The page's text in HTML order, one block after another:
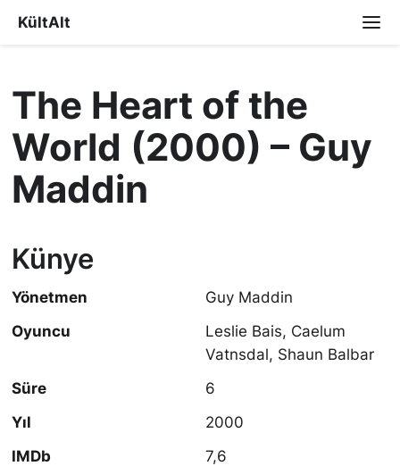
KültAlt
The Heart of the
World (2000) – Guy
Maddin
Künye
Yönetmen
Guy Maddin
Oyuncu
Leslie Bais, Caelum
Vatnsdal, Shaun Balbar
Süre
6
Yıl
2000
IMDb
7,6